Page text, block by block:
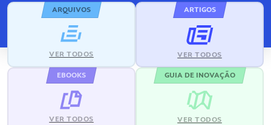
ARQUIVOS
VER TODOS
ARTIGOS
VER TODOS
EBOOKS
VER TODOS
GUIA DE INOVAÇÃO
VER TODOS